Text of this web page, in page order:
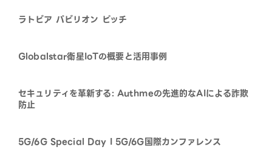
ラトビア パビリオン ピッチ
Globalstar衛星IoTの概要と活用事例
セキュリティを革新する: Authmeの先進的なAIによる詐欺
防止
5G/6G Special Day I 5G/6G国際カンファレンス